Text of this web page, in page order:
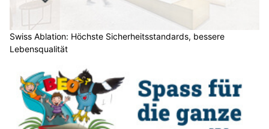
Swiss Ablation: Höchste Sicherheitsstandards, bessere
Lebensqualität